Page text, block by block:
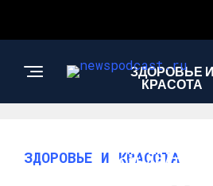
ЗДОРОВЬЕ И
КРАСОТА
ИНТЕРЕСНОЕ
ЗДОРОВЬЕ И КРАСОТА